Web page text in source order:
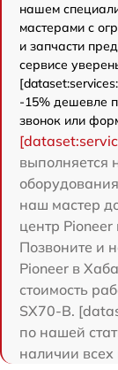
нашем
мастерами с
и запчасти
сервисе
-15% дешевле
звонок или
выполняется
наш мастер
центр Pioneer
Позвоните и
Pioneer в
стоимость
SX70-B.
по нашей
наличии